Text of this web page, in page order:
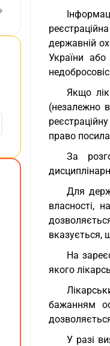
державній
України
Якщо
(незалежно
право
За
Для
власності,
вказується,
На
якого
бажанням
У разі